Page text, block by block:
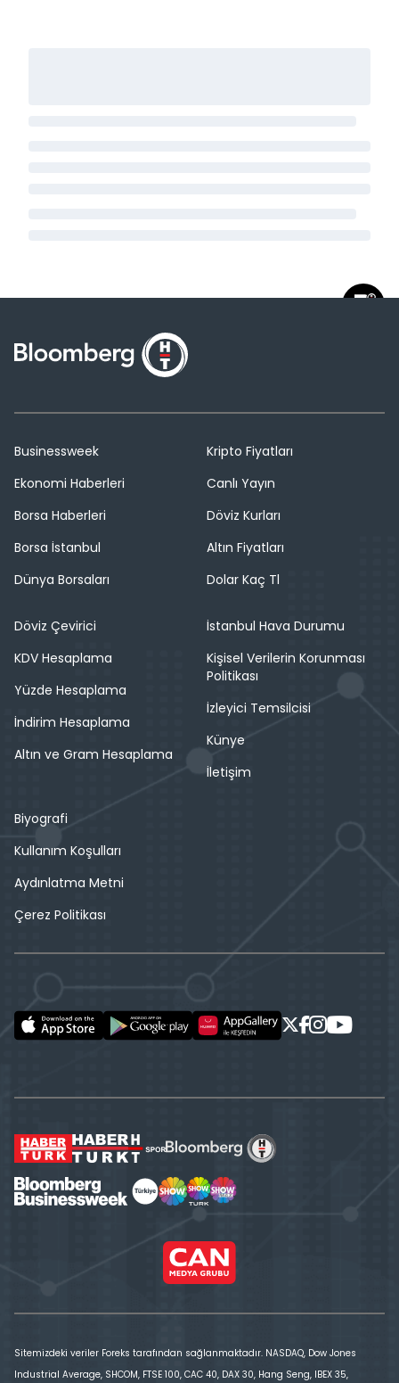
Businessweek
Ekonomi Haberleri
Borsa Haberleri
Borsa İstanbul
Dünya Borsaları
Kripto Fiyatları
Canlı Yayın
Döviz Kurları
Altın Fiyatları
Dolar Kaç Tl
Döviz Çevirici
KDV Hesaplama
Yüzde Hesaplama
İndirim Hesaplama
Altın ve Gram Hesaplama
İstanbul Hava Durumu
Kişisel Verilerin Korunması
Politikası
İzleyici Temsilcisi
Künye
İletişim
Biyografi
Kullanım Koşulları
Aydınlatma Metni
Çerez Politikası
Sitemizdeki veriler Foreks tarafından sağlanmaktadır. NASDAQ, Dow Jones
Industrial Average, SHCOM, FTSE 100, CAC 40, DAX 30, Hang Seng, IBEX 35,